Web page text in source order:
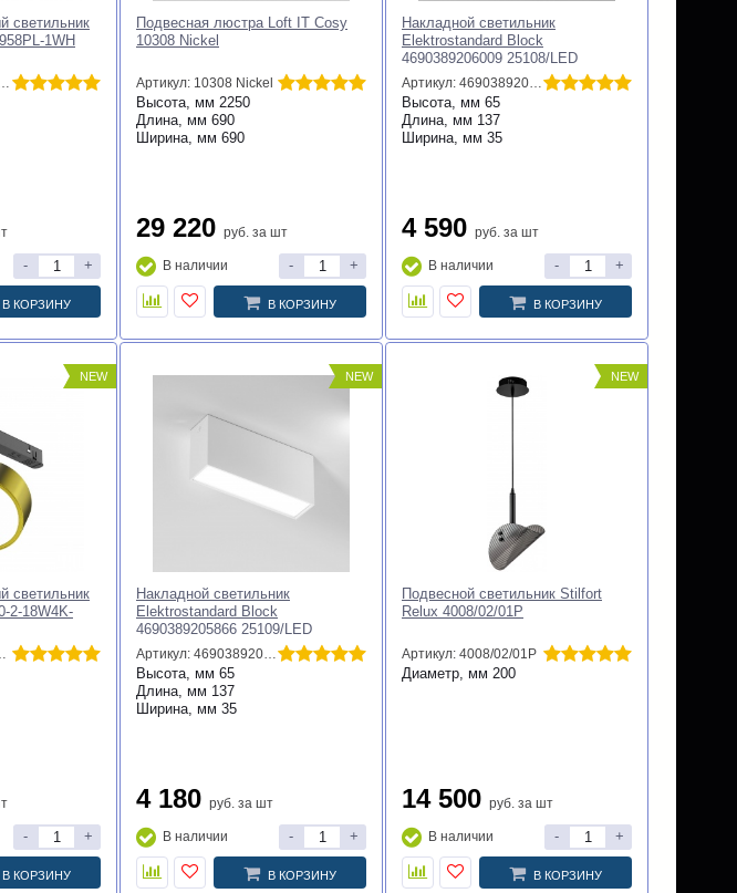
светильник
1WH
A2958PL-1WH
- +
В КОРЗИНУ
Подвесная люстра Loft IT Cosy
10308 Nickel
Артикул: 10308 Nickel
Высота, мм 2250
Длина, мм 690
Ширина, мм 690
29 220 руб. за шт
В наличии - +
В КОРЗИНУ
Накладной светильник
Elektrostandard Block
4690389206009 25108/LED
a066992
Артикул: 4690389206009
Высота, мм 65
Длина, мм 137
Ширина, мм 35
4 590 руб. за шт
В наличии - +
В КОРЗИНУ
NEW
светильник
2-18W4K-
BBS
- +
В КОРЗИНУ
NEW
Накладной светильник
Elektrostandard Block
4690389205866 25109/LED
a066995
Артикул: 4690389205866
Высота, мм 65
Длина, мм 137
Ширина, мм 35
4 180 руб. за шт
В наличии - +
В КОРЗИНУ
NEW
Подвесной светильник Stilfort
Relux 4008/02/01P
Артикул: 4008/02/01P
Диаметр, мм 200
14 500 руб. за шт
В наличии - +
В КОРЗИНУ